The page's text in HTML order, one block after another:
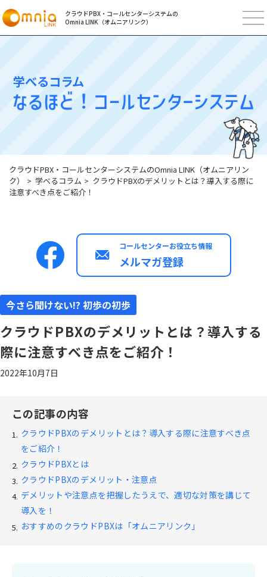
クラウドPBX・コールセンターシステムの
Omnia LINK（オムニアリンク）
学べるコラム
クラウドPBX・コールセンターシステムのOmnia LINK（オムニアリン
ク）
学べるコラム
クラウドPBXのデメリットとは？導入する際に
注意すべき点をご紹介！
コールセンターお役立ち情報
メルマガ登録
今さら聞けない!? 初歩の初歩
クラウドPBXのデメリットとは？導入する
際に注意すべき点をご紹介！
2022年10月7日
この記事の内容
クラウドPBXのデメリットとは？導入する際に注意すべき点
をご紹介！
クラウドPBXとは
クラウドPBXのデメリット・注意点
デメリットや注意点を把握したうえで、適切な対策を講じて
導入を！
おすすめのクラウドPBXは「オムニアリンク」